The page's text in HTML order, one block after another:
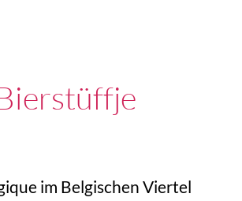
im Belgischen Viertel